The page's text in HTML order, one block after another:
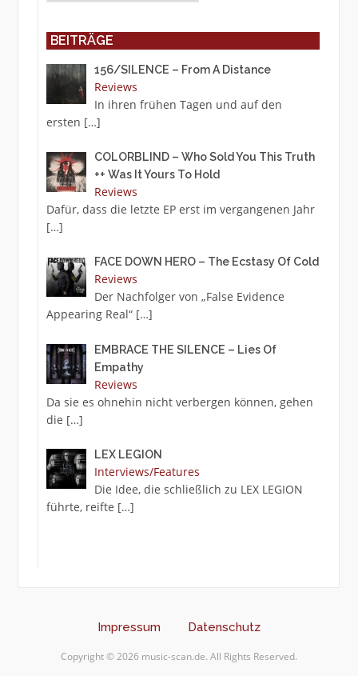
BEITRÄGE
156/SILENCE – From A Distance
Reviews
In ihren frühen Tagen und auf den
ersten […]
COLORBLIND – Who Sold You This Truth
++ Was It Yours To Hold
Reviews
Dafür, dass die letzte EP erst im vergangenen Jahr
[…]
FACE DOWN HERO – The Ecstasy Of Cold
Reviews
Der Nachfolger von „False Evidence
Appearing Real“ […]
EMBRACE THE SILENCE – Lies Of
Empathy
Reviews
Da sie es ohnehin nicht verbergen können, gehen
die […]
LEX LEGION
Interviews/Features
Die Idee, die schließlich zu LEX LEGION
führte, reifte […]
Impressum Datenschutz
Copyright © 2026 music-scan.de. All Rights Reserved.